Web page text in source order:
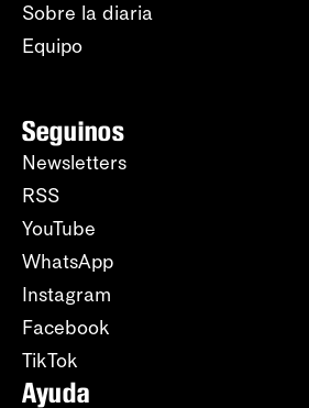
Sobre la diaria
Equipo
Seguinos
Newsletters
RSS
YouTube
WhatsApp
Instagram
Facebook
TikTok
Ayuda